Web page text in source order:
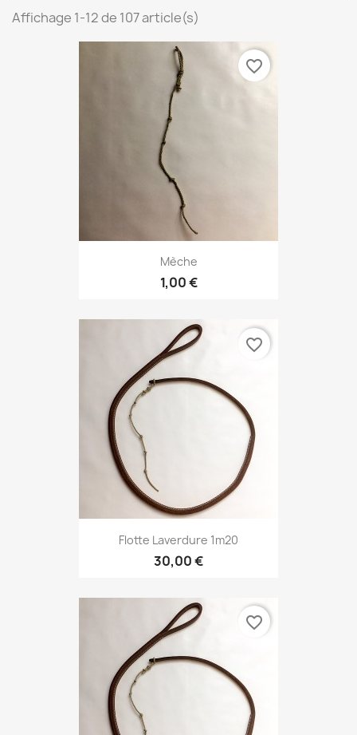
Affichage 1-12 de 107 article(s)
Mèche
1,00 €
favorite_border
Flotte Laverdure 1m20
30,00 €
favorite_border
favorite_border